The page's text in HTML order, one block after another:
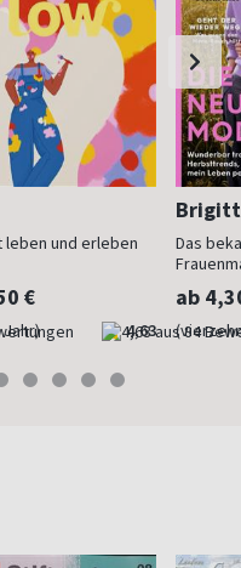
leben und erleben
€
4,63
Das
ab